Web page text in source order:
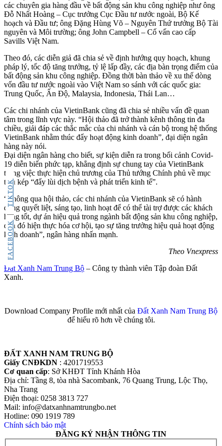
FACEBOOK
TIKTOK
các chuyên gia hàng đầu về bất động sản khu công nghiệp như ông
Đỗ Nhất Hoàng – Cục trưởng Cục Đầu tư nước ngoài, Bộ Kế
hoạch và Đầu tư; ông Đặng Hùng Võ – Nguyên Thứ trưởng Bộ Tài
nguyên và Môi trường; ông John Campbell – Cố vấn cao cấp
Savills Việt Nam.
Theo đó, các diễn giả đã chia sẻ về định hướng quy hoạch, khung
pháp lý, tốc độ tăng trưởng, tỷ lệ lấp đầy, các địa bàn trọng điểm của
bất động sản khu công nghiệp. Đồng thời bàn thảo về xu thế dòng
vốn đầu tư nước ngoài vào Việt Nam so sánh với các quốc gia:
Trung Quốc, Ấn Độ, Malaysia, Indonesia, Thái Lan…
Các chi nhánh của VietinBank cũng đã chia sẻ nhiều vấn đề quan
tâm trong lĩnh vực này. “Hội thảo đã trở thành kênh thông tin đa
chiều, giải đáp các thắc mắc của chi nhánh và cán bộ trong hệ thống
VietinBank nhằm thúc đẩy hoạt động kinh doanh”, đại diện ngân
hàng này nói.
Đại diện ngân hàng cho biết, sự kiện diễn ra trong bối cảnh Covid-
19 diễn biến phức tạp, khẳng định sự chung tay của VietinBank
trong việc thực hiện chủ trương của Thủ tướng Chính phủ về mục
tiêu kép “đẩy lùi dịch bệnh và phát triển kinh tế”.
“Thông qua hội thảo, các chi nhánh của VietinBank sẽ có hành
động quyết liệt, sáng tạo, linh hoạt để có thể tài trợ được các khách
hàng tốt, dự án hiệu quả trong ngành bất động sản khu công nghiệp,
qua đó hiện thực hóa cơ hội, tạo sự tăng trưởng hiệu quả hoạt động
kinh doanh”, ngân hàng nhấn mạnh.
Theo Vnexpress
Đất Xanh Nam Trung Bộ – Công ty thành viên Tập đoàn Đất
Xanh.
Download Company Profile mới nhất của Đất Xanh Nam Trung Bộ
để hiểu rõ hơn về chúng tôi.
ĐẤT XANH NAM TRUNG BỘ
Giấy CNĐKDN : 4201719553
Cơ quan cấp: Sở KHĐT Tỉnh Khánh Hòa
Địa chỉ: Tầng 8, tòa nhà Sacombank, 76 Quang Trung, Lộc Thọ,
Nha Trang
Điện thoại: 0258 3813 727
Mail: info@datxanhnamtrungbo.net
Hotline: 090 1919 789
Chính sách bảo mật
ĐĂNG KÝ NHẬN THÔNG TIN